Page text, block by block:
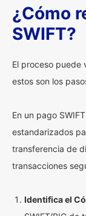
¿Cómo
SWIFT?
El proceso puede
estos son los
En un pago
estandarizados
transferencia de
transacciones
Identifica el